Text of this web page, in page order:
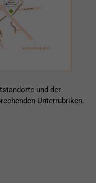
und der
Unterrubriken.